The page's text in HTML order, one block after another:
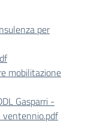
per
mobilitazione
Gasparri -
ventennio.pdf